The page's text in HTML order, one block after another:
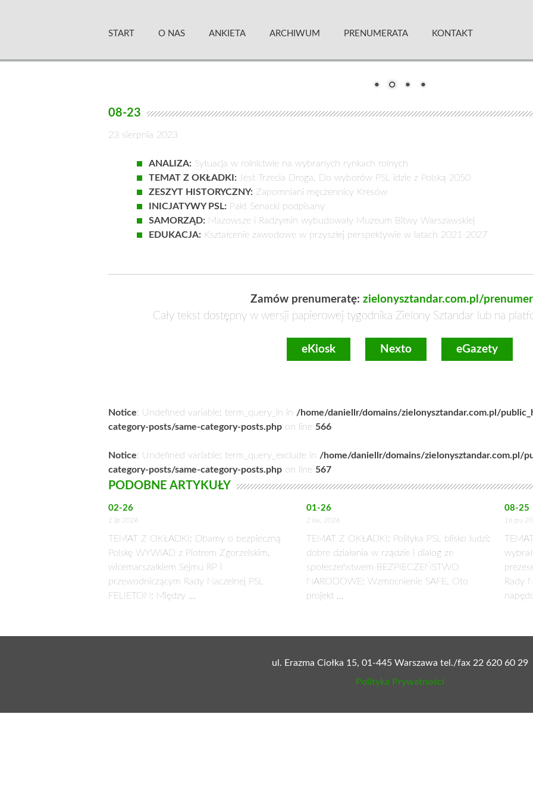
START O NAS ANKIETA ARCHIWUM PRENUMERATA KONTAKT
08-23
23 sierpnia 2023
ANALIZA: Sytuacja w rolnictwie na wybranych rynkach rolnych
TEMAT Z OKŁADKI:
Jest Trzecia Droga. Do wyborów PSL idzie z Polską 2050
ZESZYT HISTORYCZNY: Zapomniani męczennicy Kresów
INICJATYWY PSL: Pakt Senacki podpisany
SAMORZĄD: Mazowsze i Radzymin wybudowały Muzeum Bitwy Warszawskiej
EDUKACJA: Kształcenie zawodowe w przyszłej perspektywie w latach 2021-2027
Zamów prenumeratę: zielonysztandar.com.pl/
Cały tekst dostępny w wersji papierowej tygodnika Zielony Sztandar lub na
eKiosk Nexto eGazety
Notice: Undefined variable: term_query_in in /home/daniellr/domains/zielonysztandar.com.pl/
category-posts/same-category-posts.php on line 566
Notice: Undefined variable: term_query_exclude in /home/daniellr/domains/zielonysztandar.com.pl/
category-posts/same-category-posts.php on line 567
PODOBNE ARTYKUŁY
02-26
1 lip 2026
TEMAT Z OKŁADKI: Dbamy o bezpieczną
Polskę WYWIAD z Piotrem Zgorzelskim,
wicemarszałkiem Sejmu RP i
przewodniczącym Rady Naczelnej PSL
FELIETON: Między …
01-26
2 kw. 2026
TEMAT Z OKŁADKI: Polityka PSL blisko ludzi:
dobre działania w rządzie i dialog ze
społeczeństwem BEZPIECZEŃSTWO
NARODOWE: Wzmocnienie SAFE. Oto
projekt …
08-25
16 gru
Rady
ul. Erazma Ciołka 15, 01-445 Warszawa tel./fax 22 620 60 29
Polityka Prywatności